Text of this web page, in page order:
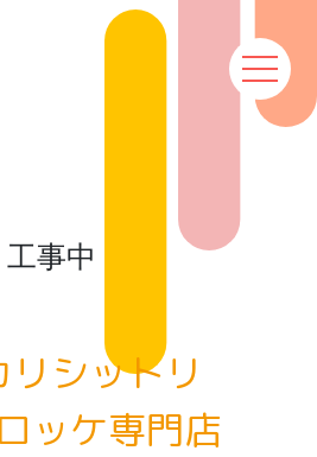
工事中
リシットリ
ッケ専門店